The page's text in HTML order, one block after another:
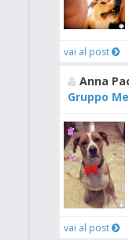
vai al post
Anna
Gruppo
vai al post